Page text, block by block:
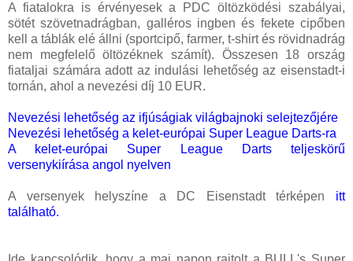
A fiatalokra is érvényesek a PDC öltözködési szabályai,
sötét szövetnadrágban, galléros ingben és fekete cipőben
kell a táblák elé állni (sportcipő, farmer, t-shirt és rövidnadrág
nem megfelelő öltözéknek számít). Összesen 18 ország
fiataljai számára adott az indulási lehetőség az eisenstadt-i
tornán, ahol a nevezési díj 10 EUR.
Nevezési lehetőség az ifjúságiak világbajnoki selejtezőjére
Nevezési lehetőség a kelet-európai Super League Darts-ra
A kelet-európai Super League Darts teljeskörű
versenykiírása angol nyelven
A versenyek helyszíne a DC Eisenstadt térképen itt
található.